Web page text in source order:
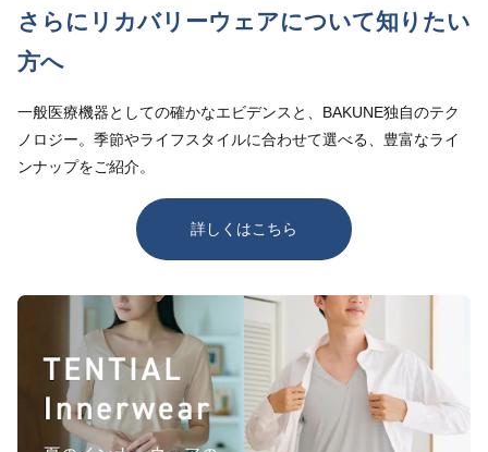
さらにリカバリーウェアについて知りたい
方へ
一般医療機器としての確かなエビデンスと、BAKUNE独自のテク
ノロジー。季節やライフスタイルに合わせて選べる、豊富なライ
ンナップをご紹介。
詳しくはこちら